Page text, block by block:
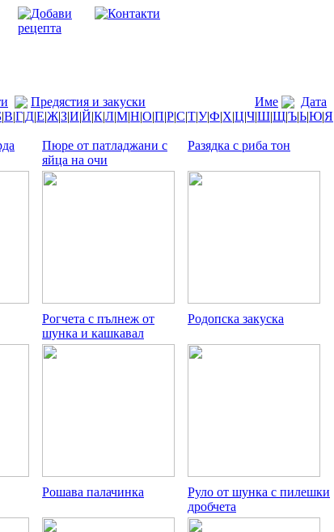
Предястия и закуски Име
Дата
|В|Г|Д|Е|Ж|З|И|Й|К|Л|М|Н|О|П|Р|С|Т|У|Ф|Х|Ц|Ч|Ш|Щ|Ъ|Ь|Ю|Я
Пюре от патладжани с
яйца на очи
Разядка с риба тон
Рогчета с пълнеж от
шунка и кашкавал
Родопска закуска
Рошава палачинка
Руло от шунка с пилешки
дробчета